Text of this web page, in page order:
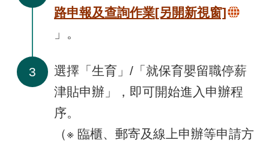
路申報及查詢作業[另開新視窗]
」。
3
選擇「生育」/「就保育嬰留職停薪
津貼申辦」，即可開始進入申辦程
序。
（※ 臨櫃、郵寄及線上申辦等申請方